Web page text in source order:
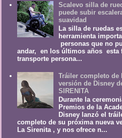
Scalevo silla de
puede subir
suavidad
La silla de ruedas
herramienta
personas que no
andar, en los últimos años esta
transporte persona...
Tráiler completo de
versión de Disney
SIRENITA
Durante la
Premios de la
Disney lanzó el
completo de su próxima nueva
La Sirenita , y nos ofrece n...